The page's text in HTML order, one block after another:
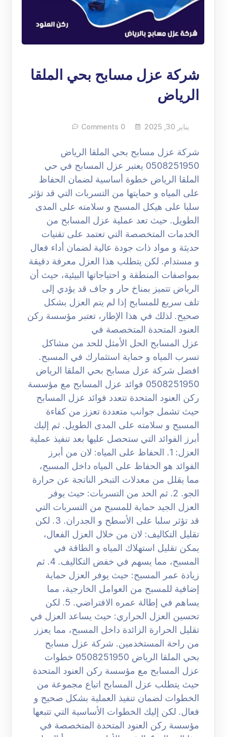
شركة عزل مسابح بحي الملقا
الرياض
يناير 30, 2025 0 Comments
شركة عزل مسابح بحي الملقا الرياض
0508251950 يعتبر عزل المسابح في حي
الملقا الرياض خطوة أساسية لضمان الحفاظ
على المياه و حمايتها من التسربات التي قد تؤثر
سلبا على هيكل المسبح و سلامته على المدى
الطويل. حيث تعد عملية عزل المسابح من
الخدمات المتخصصة التي تعتمد على تقنيات
حديثة و مواد ذات جودة عالية لضمان أداء فعال
و مستدام. لكن يتطلب هذا العزل معرفة دقيقة
بمواصفات المنطقة و احتياجاتها البيئية، حيث أن
الرياض تتميز بمناخ حار و جاف قد يؤدي إلى
تلف سريع للمسابح إذا لم يتم العزل بشكل
صحيح. لذلك في هذا الإطار، تعتبر مؤسسة ركن
العنود المتحدة المتخصصة في
عزل المسابح الحل الأمثل للحد من مشاكل
تسرب المياه و حماية استثمارك في المسبح.
افضل شركة عزل مسابح بحي الملقا الرياض
0508251950 فوائد عزل المسابح مع مؤسسة
ركن العنود المتحدة تتعدد فوائد عزل المسابح
حيث تشمل جوانب متعددة تعزز من كفاءة
المسبح و سلامته على المدى الطويل. ثم إليك
أبرز الفوائد التي ستحصل عليها بعد تنفيذ عملية
العزل: 1. الحفاظ على المياه: لان من أبرز
الفوائد هو الحفاظ على المياه داخل المسبح،
مما يقلل من معدلات التبخر الناتجة عن حرارة
الجو. 2. ثم الحد من التسربات: حيث يوفر
العزل الجيد حماية للمسبح من التسربات التي
قد تؤثر سلبا على الأسطح و الجدران. 3. لكن
تقليل التكاليف: لان من خلال العزل الفعال،
يمكن تقليل استهلاك المياه و الطاقة في
المسبح، مما يسهم في خفض التكاليف. 4. ثم
زيادة عمر المسبح: حيث يوفر العزل حماية
إضافية للمسبح من العوامل الخارجية، مما
يساهم في إطالة عمره الافتراضي. 5. لكن
تحسين العزل الحراري: حيث يساعد العزل في
تقليل الحرارة الزائدة داخل المسبح، مما يعزز
من راحة المستخدمين. شركة عزل مسابح
بحي الملقا الرياض 0508251950 خطوات
عزل المسابح مع مؤسسة ركن العنود المتحدة
حيث يتطلب عزل المسابح اتباع مجموعة من
الخطوات لضمان تنفيذ العملية بشكل صحيح و
فعال. لكن إليك الخطوات الأساسية التي تتبعها
مؤسسة ركن العنود المتحدة المتخصصة في